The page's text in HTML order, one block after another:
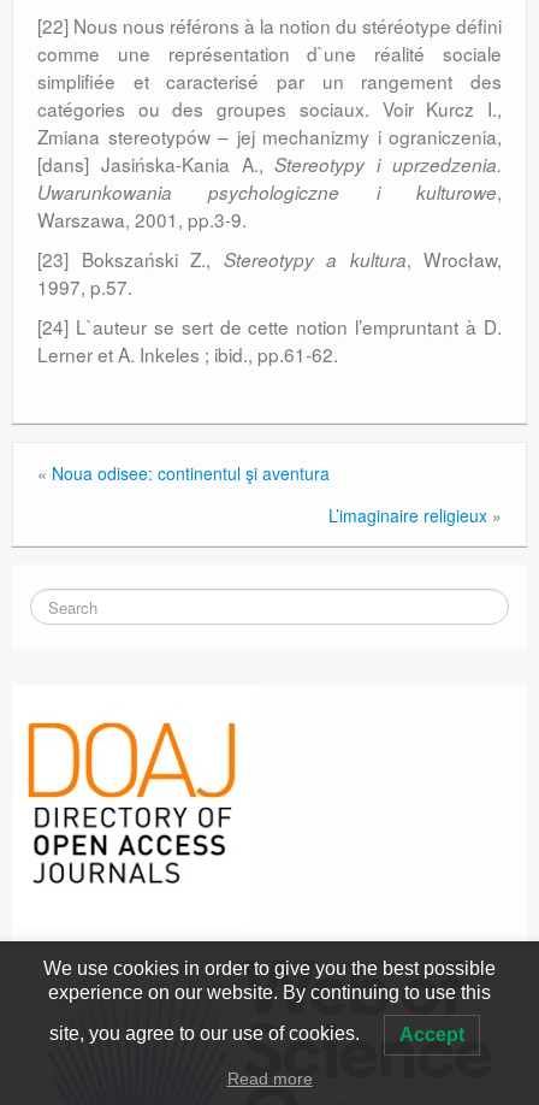
[22] Nous nous référons à la notion du stéréo­type défini
comme une représentation d`une réalité sociale
simplifiée et caracterisé par un rangement des
catégories ou des groupes sociaux. Voir Kurcz I.,
Zmiana stereotypów – jej mechanizmy i ograniczenia,
[dans] Jasińska-Kania A.,Stereotypy i uprzedzenia.
Uwarunkowania psychologiczne i kulturo­we,
Warszawa, 2001, pp.3-9.
[23] Bokszański Z., Stereotypy a kultura, Wrocław,
1997, p.57.
[24] L`auteur se sert de cette notion l’em­pruntant à D.
Lerner et A. Inkeles ; ibid., pp.61-62.
« Noua odisee: continentul şi aventura
L’imaginaire religieux »
We use cookies in order to give you the best possible
experience on our website. By continuing to use this
site, you agree to our use of cookies. Accept
Read more